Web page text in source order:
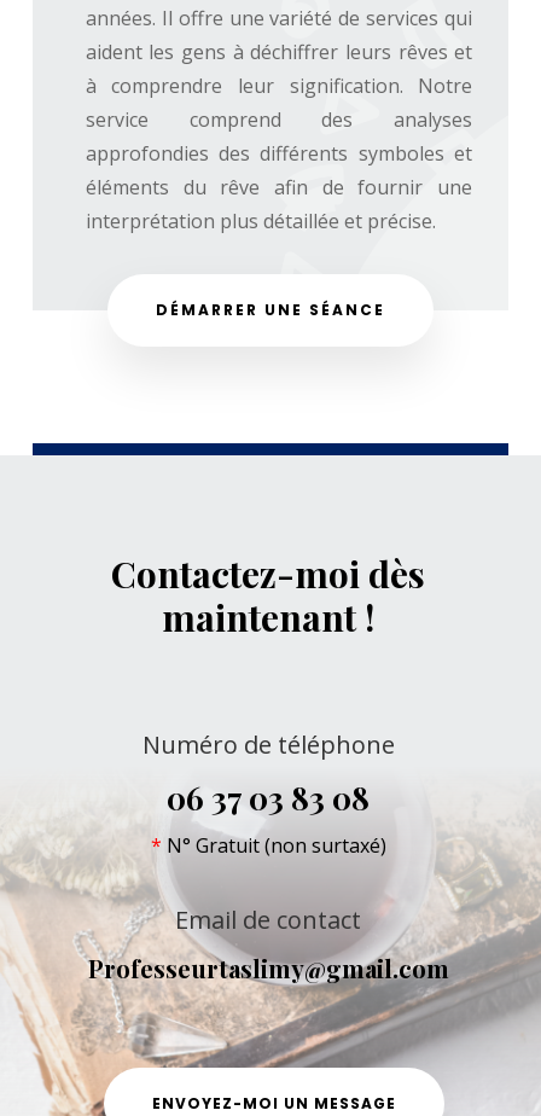
années. Il offre une variété de services qui
aident les gens à déchiffrer leurs rêves et
à comprendre leur signification. Notre
service comprend des analyses
approfondies des différents symboles et
éléments du rêve afin de fournir une
interprétation plus détaillée et précise.
DÉMARRER UNE SÉANCE
Contactez-moi dès
maintenant !
Numéro de téléphone
06 37 03 83 08
* N° Gratuit (non surtaxé)
Email de contact
Professeurtaslimy@gmail.com
ENVOYEZ-MOI UN MESSAGE